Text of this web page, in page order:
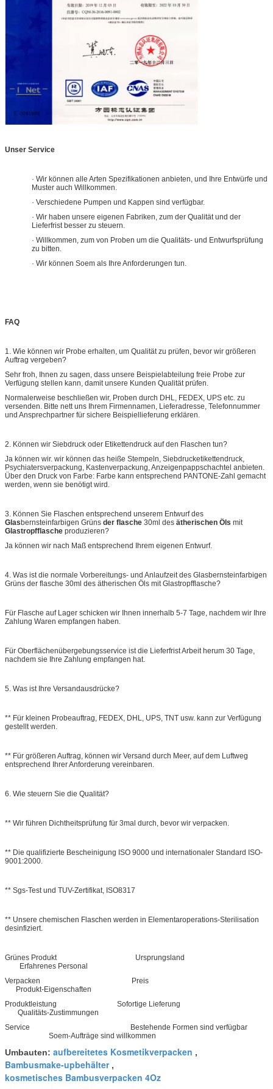
Unser Service
· Wir können alle Arten Spezifikationen anbieten, und Ihre Entwürfe und
Muster auch Willkommen.
· Verschiedene Pumpen und Kappen sind verfügbar.
· Wir haben unsere eigenen Fabriken, zum der Qualität und der
Lieferfrist besser zu steuern.
· Willkommen, zum von Proben um die Qualitäts- und Entwurfsprüfung
zu bitten.
· Wir können Soem als Ihre Anforderungen tun.
FAQ
1. Wie können wir Probe erhalten, um Qualität zu prüfen, bevor wir größeren
Auftrag vergeben?
Sehr froh, Ihnen zu sagen, dass unsere Beispielabteilung freie Probe zur
Verfügung stellen kann, damit unsere Kunden Qualität prüfen.
Normalerweise beschließen wir, Proben durch DHL, FEDEX, UPS etc. zu
versenden. Bitte nett uns Ihrem Firmennamen, Lieferadresse, Telefonnummer
und Ansprechpartner für sichere Beispiellieferung erklären.
2. Können wir Siebdruck oder Etikettendruck auf den Flaschen tun?
Ja können wir. wir können das heiße Stempeln, Siebdrucketikettendruck,
Psychiatersverpackung, Kastenverpackung, Anzeigenpappschachtel anbieten.
Über den Druck von Farbe: Farbe kann entsprechend PANTONE-Zahl gemacht
werden, wenn sie benötigt wird.
3. Können Sie Flaschen entsprechend unserem Entwurf des
Glasbernsteinfarbigen Grüns der flasche 30ml des ätherischen Öls mit
Glastropfflasche produzieren?
Ja können wir nach Maß entsprechend Ihrem eigenen Entwurf.
4. Was ist die normale Vorbereitungs- und Anlaufzeit des Glasbernsteinfarbigen
Grüns der flasche 30ml des ätherischen Öls mit Glastropfflasche?
Für Flasche auf Lager schicken wir Ihnen innerhalb 5-7 Tage, nachdem wir Ihre
Zahlung Waren empfangen haben.
Für Oberflächenübergebungsservice ist die Lieferfrist Arbeit herum 30 Tage,
nachdem sie Ihre Zahlung empfangen hat.
5. Was ist Ihre Versandausdrücke?
** Für kleinen Probeauftrag, FEDEX, DHL, UPS, TNT usw. kann zur Verfügung
gestellt werden.
** Für größeren Auftrag, können wir Versand durch Meer, auf dem Luftweg
entsprechend Ihrer Anforderung vereinbaren.
6. Wie steuern Sie die Qualität?
** Wir führen Dichtheitsprüfung für 3mal durch, bevor wir verpacken.
** Die qualifizierte Bescheinigung ISO 9000 und internationaler Standard ISO-
9001:2000.
** Sgs-Test und TUV-Zertifikat, ISO8317
** Unsere chemischen Flaschen werden in Elementaroperations-Sterilisation
desinfiziert.
Grünes Produkt Ursprungsland
Erfahrenes Personal
Verpacken Preis
Produkt-Eigenschaften
Produktleistung Sofortige Lieferung
Qualitäts-Zustimmungen
Service Bestehende Formen sind verfügbar
Soem-Aufträge sind willkommen
Umbauten: aufbereitetes Kosmetikverpacken ,
Bambusmake-upbehälter,
kosmetisches Bambusverpacken 4Oz